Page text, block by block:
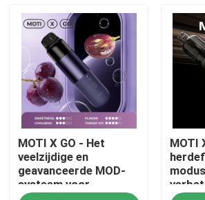
Producten
Videos
Over ons
Fabrieksreis
MOTI X GO - Het
veelzijdige en
geavanceerde MOD-
systeem voor
MOTI